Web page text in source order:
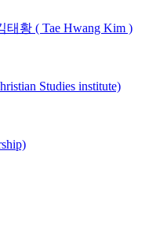
태황 ( Tae Hwang Kim )
Studies institute)